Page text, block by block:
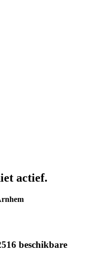
actief.
beschikbare